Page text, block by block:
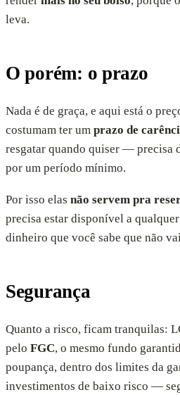
leva.
O porém: o prazo
Nada é de graça, e aqui está o
costumam ter um prazo de
resgatar quando quiser — precisa
por um período mínimo.
Por isso elas não servem pra
precisa estar disponível a
dinheiro que você sabe que não
Segurança
Quanto a risco, ficam tranquilas:
pelo FGC, o mesmo fundo
poupança, dentro dos limites da
investimentos de baixo risco —